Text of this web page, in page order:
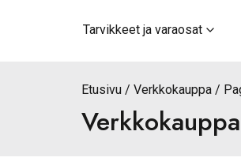
Tarvikkeet ja varaosat
Etusivu Verkkokauppa
Verkkokauppa